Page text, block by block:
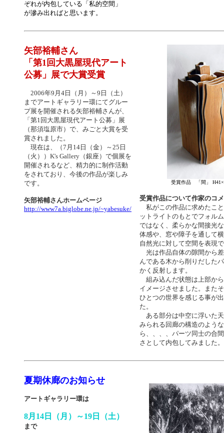
ぞれが内包している「私的空間」
が滲み出ればと思います。
矢部裕輔さん
「第1回大黒屋現代アート
公募」展で大賞受賞
2006年9月4日（月）～9日（土）
までアートギャラリー環にてグルー
プ展を開催される矢部裕輔さんが、
「第1回大黒屋現代アート公募」展
（那須塩原市）で、みごと大賞を受
賞されました。
現在は、（7月14日（金）～25日
（火））K's Gallery（銀座）で個展を
開催されるなど、精力的に制作活動
をされており、今後の作品が楽しみ
です。
矢部裕輔さんホームページ
http://www7a.biglobe.ne.jp/~yabesuke/
受賞作品 「間」
受賞作品について作家のコ
私がこの作品に求めたこ
ットライトのもとでフォル
ではなく、柔らかな間接光
体感や、窓や障子を通して
自然光に対して空間を表現
光は作品自体の隙間から
んである木から削りだした
かく反射します。
組み込んだ状態は上部か
イメージさせました。また
ひとつの世界を感じる事が
た。
ある部分は中空に浮いた
みられる回廊の構造のよう
ら、、、、パーツ同士の合
さとして内包してみました。
夏期休廊のお知らせ
アートギャラリー環は
8月14日（月）～19日（土）
まで